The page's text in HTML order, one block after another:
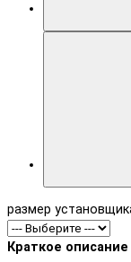
размер
Краткое описание